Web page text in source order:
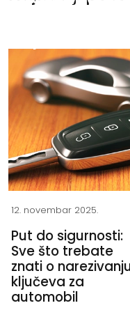
12. novembar 2025.
Put do sigurnosti:
Sve što trebate
znati o
ključeva za
automobil